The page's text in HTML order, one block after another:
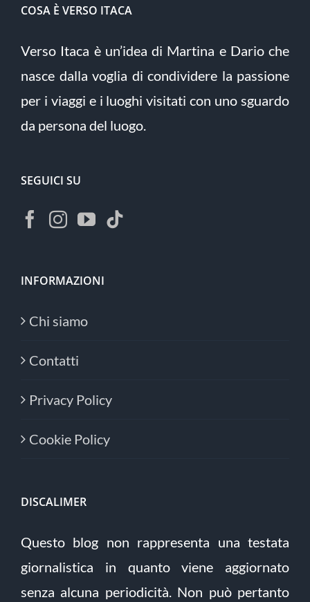
COSA È VERSO ITACA
Verso Itaca è un’idea di Martina e Dario che
nasce dalla voglia di condividere la passione
per i viaggi e i luoghi visitati con uno sguardo
da persona del luogo.
SEGUICI SU
INFORMAZIONI
Chi siamo
Contatti
Privacy Policy
Cookie Policy
DISCALIMER
Questo blog non rappresenta una testata
giornalistica in quanto viene aggiornato
senza alcuna periodicità. Non può pertanto